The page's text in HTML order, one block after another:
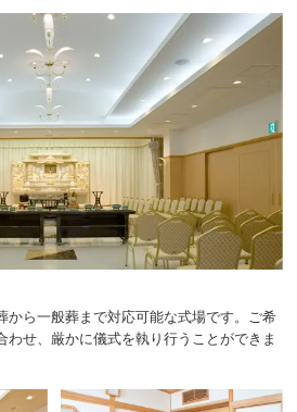
から一般葬まで対応可能な式場です。ご希
わせ、厳かに儀式を執り行うことができま